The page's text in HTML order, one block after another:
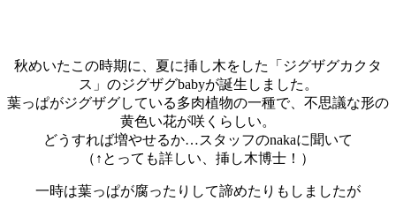
秋めいたこの時期に、夏に挿し木をした「ジグザグカクタ
ス」のジグザグbabyが誕生しました。
葉っぱがジグザグしている多肉植物の一種で、不思議な形の
黄色い花が咲くらしい。
どうすれば増やせるか…スタッフのnakaに聞いて
（↑とっても詳しい、挿し木博士！）
一時は葉っぱが腐ったりして諦めたりもしましたが